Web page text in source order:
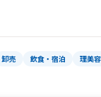
卸売 飲食・宿泊 理美容